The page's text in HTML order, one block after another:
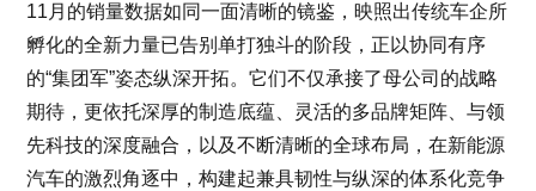
11月的销量数据如同一面清晰的镜鉴，映照出传统车企所
孵化的全新力量已告别单打独斗的阶段，正以协同有序
的“集团军”姿态纵深开拓。它们不仅承接了母公司的战略
期待，更依托深厚的制造底蕴、灵活的多品牌矩阵、与领
先科技的深度融合，以及不断清晰的全球布局，在新能源
汽车的激烈角逐中，构建起兼具韧性与纵深的体系化竞争